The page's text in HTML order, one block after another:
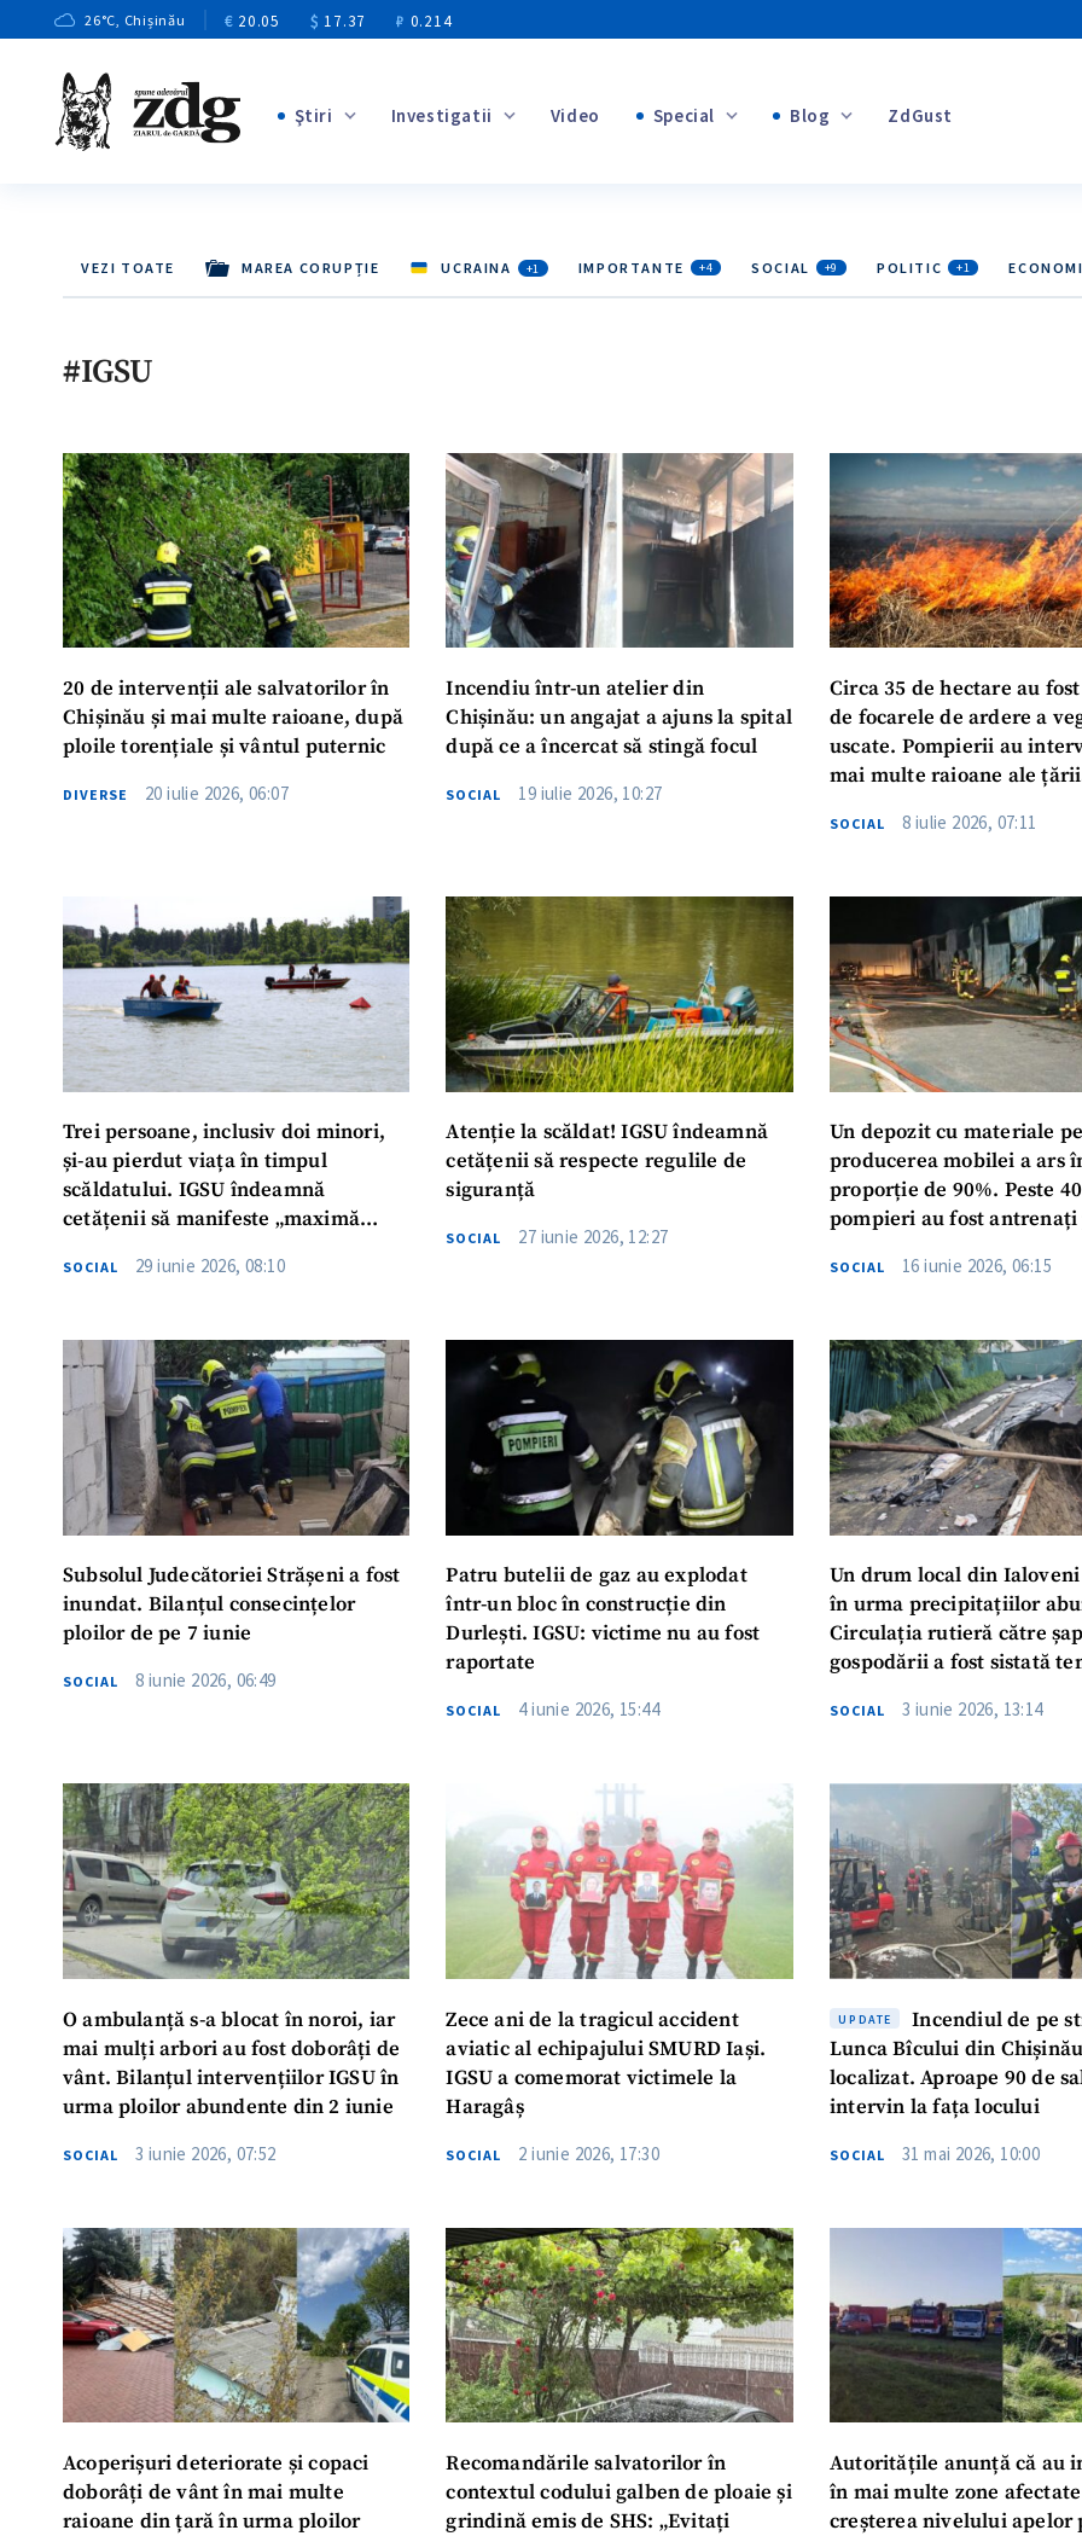
26°C, Chișinău € 20.05 $ 17.37 ₽ 0.214
Ştiri Investigatii Video Special Blog ZdGust
VEZI TOATE MAREA CORUPȚIE UCRAINA +1 IMPORTANTE +4 SOCIAL +9 POLITIC +1
#IGSU
20 de intervenții ale salvatorilor în
Chișinău și mai multe raioane, după
ploile torențiale și vântul puternic
DIVERSE 20 iulie 2026, 06:07
Incendiu într-un atelier din
Chișinău: un angajat a ajuns la spital
după ce a încercat să stingă focul
SOCIAL 19 iulie 2026, 10:27
Circa 35 de hectare au
de focarele de ardere a
uscate. Pompierii au
mai multe raioane ale
SOCIAL 8 iulie 2026, 07:11
Trei persoane, inclusiv doi minori,
și-au pierdut viața în timpul
scăldatului. IGSU îndeamnă
cetățenii să manifeste „maximă
preajma bazinelor acvatice”
SOCIAL 29 iunie 2026, 08:10
Atenție la scăldat! IGSU îndeamnă
cetățenii să respecte regulile de
siguranță
SOCIAL 27 iunie 2026, 12:27
Un depozit cu materiale
producerea mobilei a ars
proporție de 90%. Peste
pompieri au fost
SOCIAL 16 iunie 2026, 06:15
Subsolul Judecătoriei Strășeni a fost
inundat. Bilanțul consecințelor
ploilor de pe 7 iunie
SOCIAL 8 iunie 2026, 06:49
Patru butelii de gaz au explodat
într-un bloc în construcție din
Durlești. IGSU: victime nu au fost
raportate
SOCIAL 4 iunie 2026, 15:44
Un drum local din Ialoveni
în urma precipitațiilor
Circulația rutieră către
gospodării a fost sistată
SOCIAL 3 iunie 2026, 13:14
O ambulanță s-a blocat în noroi, iar
mai mulți arbori au fost doborâți de
vânt. Bilanțul intervențiilor IGSU în
urma ploilor abundente din 2 iunie
SOCIAL 3 iunie 2026, 07:52
Zece ani de la tragicul accident
aviatic al echipajului SMURD Iași.
IGSU a comemorat victimele la
Haragâș
SOCIAL 2 iunie 2026, 17:30
UPDATE
Incendiul de pe
Lunca Bîcului din
localizat. Aproape 90 de
intervin la fața locului
SOCIAL 31 mai 2026, 10:00
Acoperișuri deteriorate și copaci
doborâți de vânt în mai multe
raioane din țară în urma ploilor
Recomandările salvatorilor în
contextul codului galben de ploaie și
grindină emis de SHS: „Evitați
Autoritățile anunță că au
în mai multe zone
creșterea nivelului apelor
ȘTIREA MEA
Titlu știre + Adaugă titlu
Fotografie + Încarcă imagine
Link media + Link media
CONTACT SURSĂ
Sursă anonimă
Nume + Numele
Email + Emailul
Telefon + Telefon